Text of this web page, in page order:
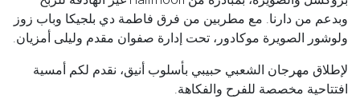
وبدعم من دارنا. مع مطربين من فرق فاطمة دي بلجيكا وباب زوز
ولوشور الصويرة موكادور، تحت إدارة صفوان مقدم وليلى أمزيان.
لإطلاق مهرجان الشعبي حبيبي بأسلوب أنيق، نقدم لكم أمسية
افتتاحية مخصصة للفرح والفكاهة.